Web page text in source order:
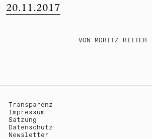
20.11.2017
VON MORITZ RITTER
Transparenz
Impressum
Satzung
Datenschutz
Newsletter